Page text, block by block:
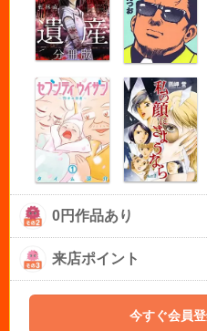
0円作品あり
来店ポイント
今すぐ会員